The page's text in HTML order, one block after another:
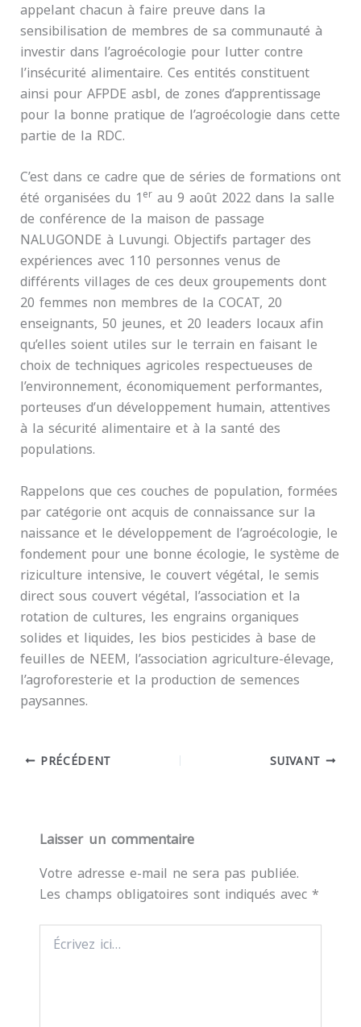
appelant chacun à faire preuve dans la
sensibilisation de membres de sa communauté à
investir dans l’agroécologie pour lutter contre
l’insécurité alimentaire. Ces entités constituent
ainsi pour AFPDE asbl, de zones d’apprentissage
pour la bonne pratique de l’agroécologie dans cette
partie de la RDC.
C’est dans ce cadre que de séries de formations ont
été organisées du 1 erau 9 août 2022 dans la salle
de conférence de la maison de passage
NALUGONDE à Luvungi. Objectifs partager des
expériences avec 110 personnes venus de
différents villages de ces deux groupements dont
20 femmes non membres de la COCAT, 20
enseignants, 50 jeunes, et 20 leaders locaux afin
qu’elles soient utiles sur le terrain en faisant le
choix de techniques agricoles respectueuses de
l’environnement, économiquement performantes,
porteuses d’un développement humain, attentives
à la sécurité alimentaire et à la santé des
populations.
Rappelons que ces couches de population, formées
par catégorie ont acquis de connaissance sur la
naissance et le développement de l’agroécologie, le
fondement pour une bonne écologie, le système de
riziculture intensive, le couvert végétal, le semis
direct sous couvert végétal, l’association et la
rotation de cultures, les engrains organiques
solides et liquides, les bios pesticides à base de
feuilles de NEEM, l’association agriculture-élevage,
l’agroforesterie et la production de semences
paysannes.
PRÉCÉDENT SUIVANT
Laisser un commentaire
Votre adresse e-mail ne sera pas publiée.
Les champs obligatoires sont indiqués avec *
ici…